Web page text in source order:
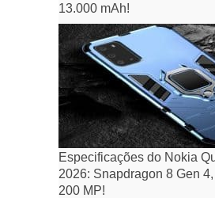
13.000 mAh!
Especificações do Nokia
2026: Snapdragon 8 Gen
200 MP!